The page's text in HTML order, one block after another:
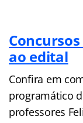
ao edital
Confira em
programático
professores